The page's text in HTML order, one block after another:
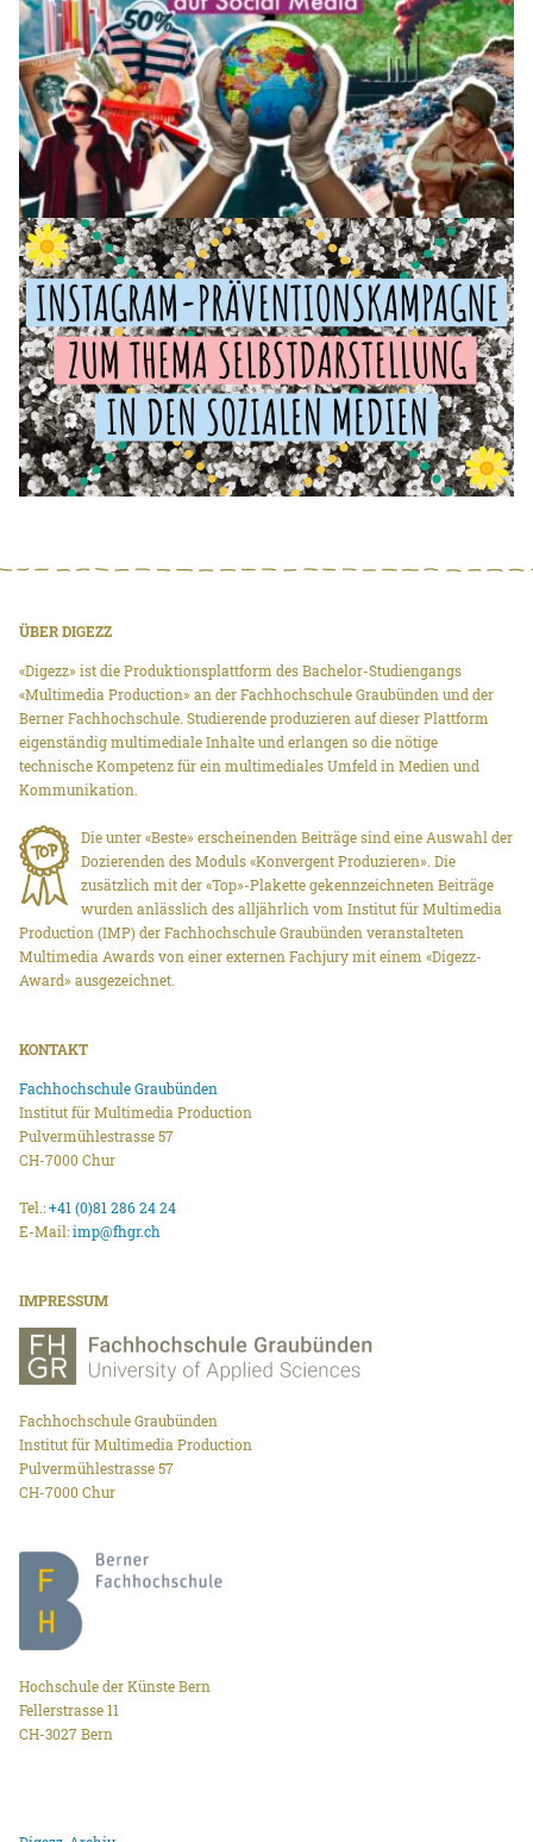
ÜBER DIGEZZ
«Digezz» ist die Produktionsplattform des Bachelor-Studiengangs
«Multimedia Production» an der Fachhochschule Graubünden und der
Berner Fachhochschule. Studierende produzieren auf dieser Plattform
eigenständig multimediale Inhalte und erlangen so die nötige
technische Kompetenz für ein multimediales Umfeld in Medien und
Kommunikation.
Die unter «Beste» erscheinenden Beiträge sind eine Auswahl der
Dozierenden des Moduls «Konvergent Produzieren». Die
zusätzlich mit der «Top»-Plakette gekennzeichneten Beiträge
wurden anlässlich des alljährlich vom Institut für Multimedia
Production (IMP) der Fachhochschule Graubünden veranstalteten
Multimedia Awards von einer externen Fachjury mit einem «Digezz-
Award» ausgezeichnet.
KONTAKT
Fachhochschule Graubünden
Institut für Multimedia Production
Pulvermühlestrasse 57
CH-7000 Chur
Tel.:+41 (0)81 286 24 24
E-Mail:imp@fhgr.ch
IMPRESSUM
Fachhochschule Graubünden
Institut für Multimedia Production
Pulvermühlestrasse 57
CH-7000 Chur
Hochschule der Künste Bern
Fellerstrasse 11
CH-3027 Bern